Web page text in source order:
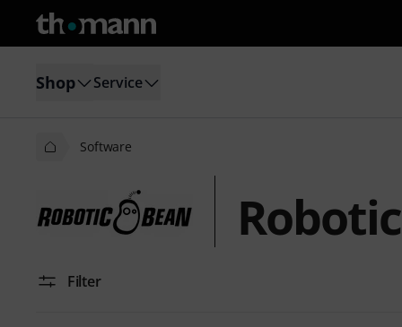
Shop Service
Software
Filter